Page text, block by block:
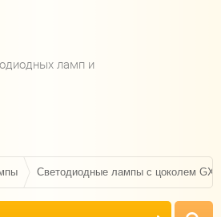
ламп и
Светодиодные лампы с цоколем